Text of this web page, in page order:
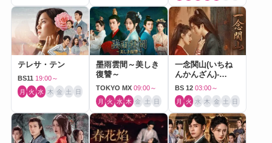
テレサ・テン
BS11 19:00～
月 火 水 木 金 土 日
墨雨雲間～美しき
復讐～
TOKYO MX 09:00～
月 火 水 木 金 土 日
一念関山(いちね
んかんざん)-
Journey to Love-
BS 12 03:00～
月 火 水 木 金 土 日